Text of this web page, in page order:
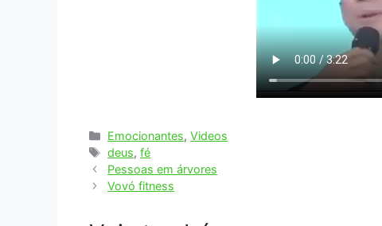
Categorias
Emocionantes,Videos
Tags
deus,fé
Pessoas em árvores
Vovó fitness